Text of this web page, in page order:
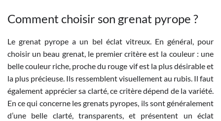
Comment choisir son grenat pyrope ?
Le grenat pyrope a un bel éclat vitreux. En général, pour
choisir un beau grenat, le premier critère est la couleur : une
belle couleur riche, proche du rouge vif est la plus désirable et
la plus précieuse. Ils ressemblent visuellement au rubis. Il faut
également apprécier sa clarté, ce critère dépend de la variété.
En ce qui concerne les grenats pyropes, ils sont généralement
d’une belle clarté, transparents, et présentent un éclat